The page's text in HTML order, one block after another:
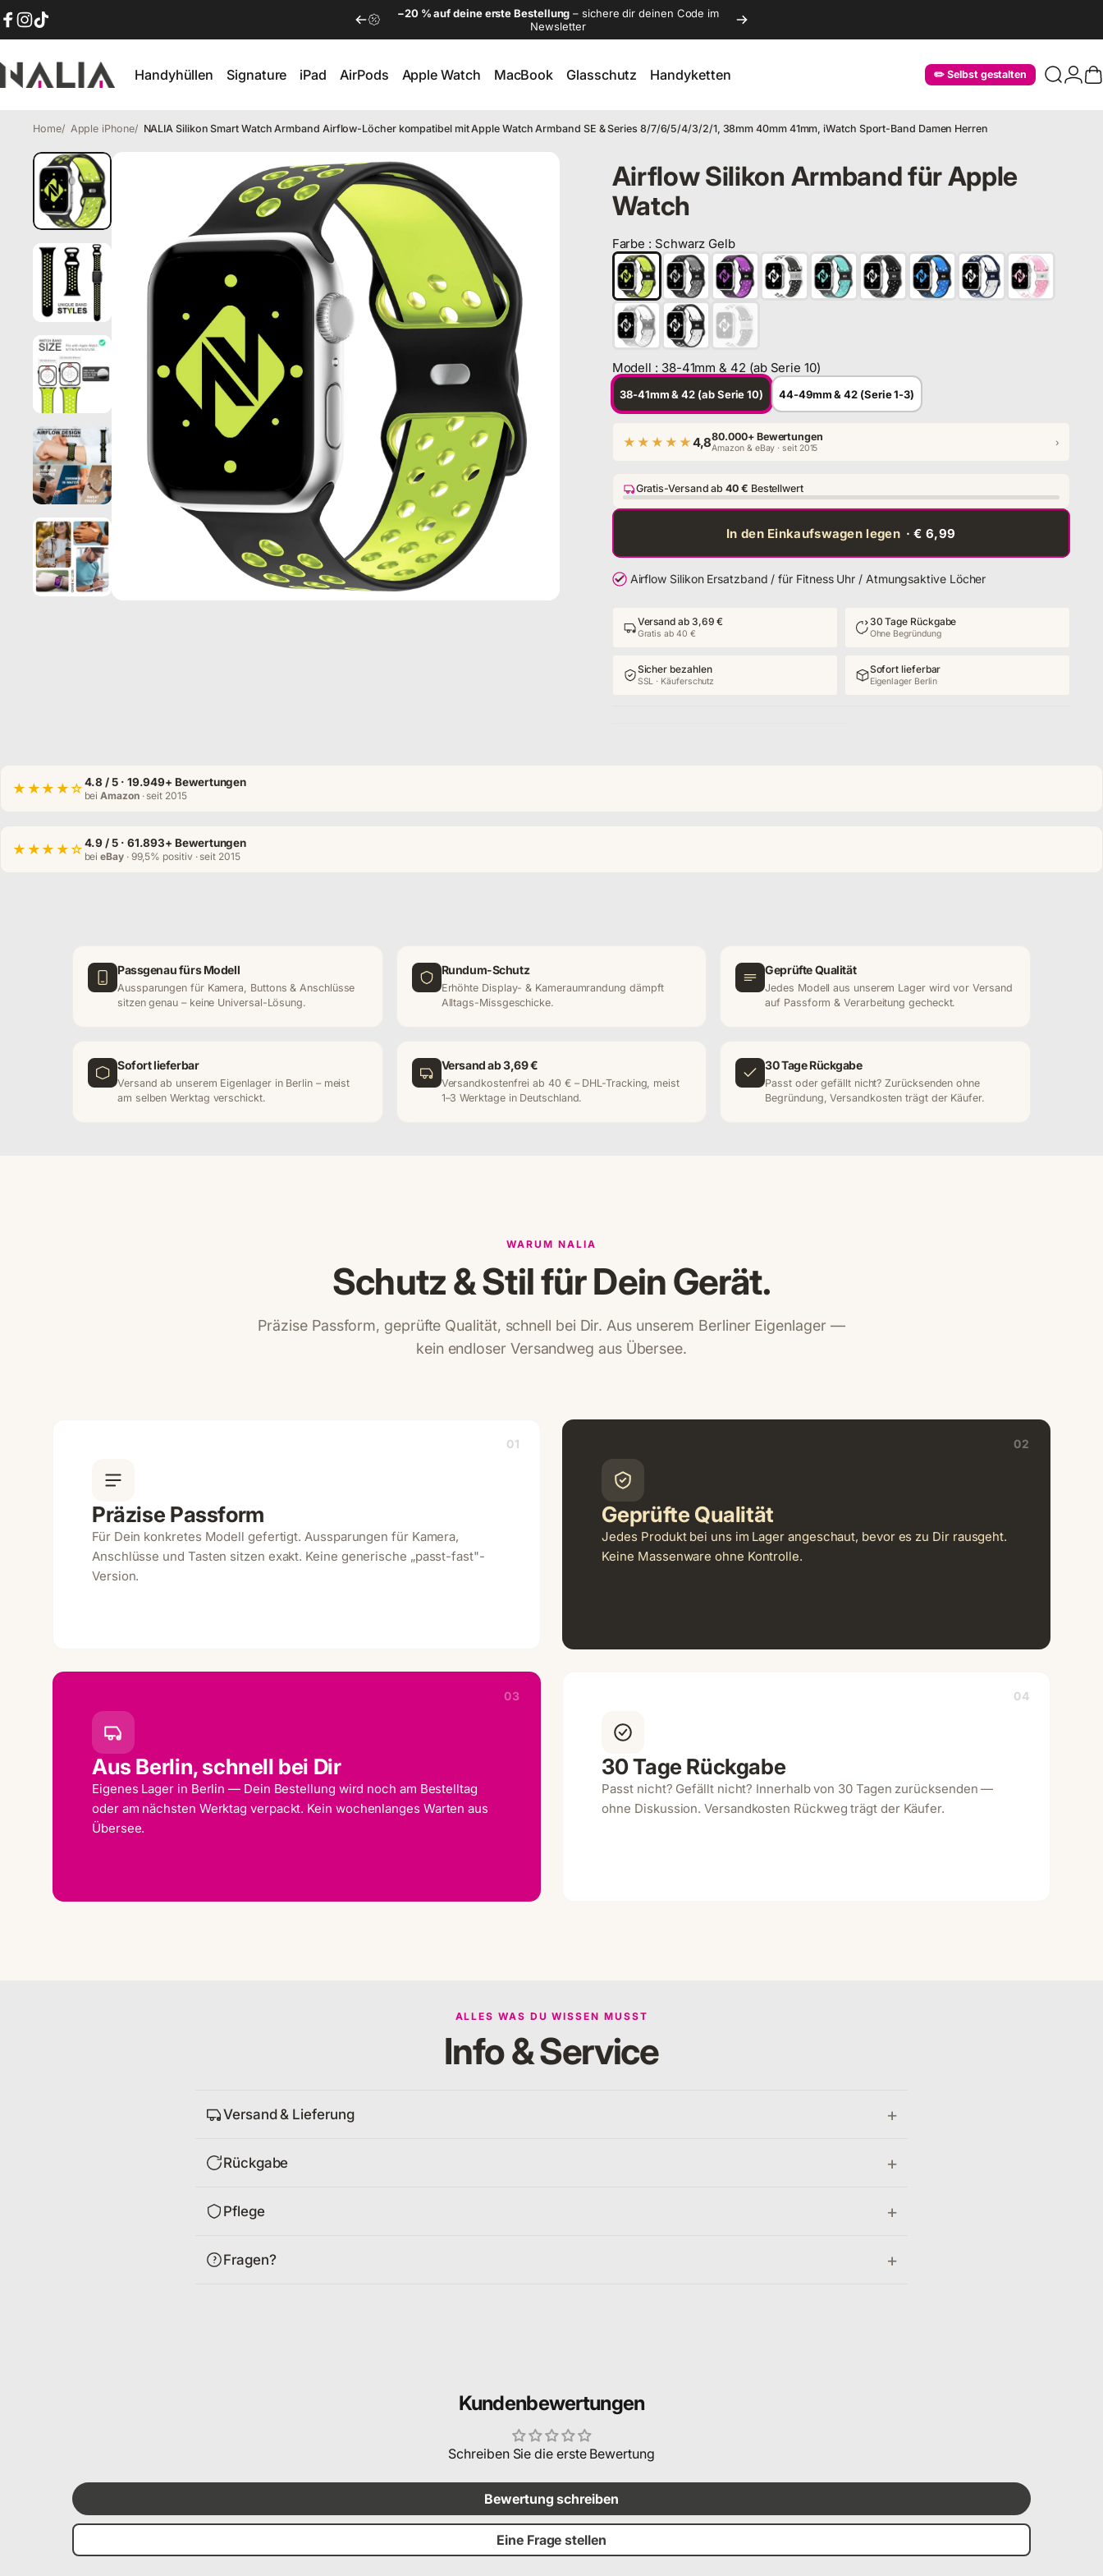
Direkt zum Inhalt −20 % auf deine erste Bestellung – sichere dir deinen Code im
Newsletter
NALIA Berlin Handyhüllen Signature iPad AirPods Apple Watch MacBook Glasschutz Handyketten ✏️ Selbst gestalten Suche
Login
Home Apple iPhone NALIA Silikon Smart Watch Armband Airflow-Löcher kompatibel mit Apple Watch Armband SE & Series 8/7/6/5/4/3/2/1, 38mm 40mm 41mm, iWatch Sport-Band Damen Herren
Airflow Silikon Armband für Apple Watch
Airflow Silikon Armband für Apple
Watch
Farbe : Schwarz Gelb
Farbe
Modell : 38-41mm & 42 (ab Serie 10)
Modell
38-41mm & 42 (ab Serie 10) 44-49mm & 42 (Serie 1-3)
★★★★★4,880.000+ Bewertungen
Amazon & eBay · seit 2015 ›
Gratis-Versand ab40 € Bestellwert
In den Einkaufswagen legen · € 6,99
Airflow Silikon Ersatzband / für Fitness Uhr / Atmungsaktive Löcher
Versand ab 3,69 €
Gratis ab 40 €
30 Tage Rückgabe
Ohne Begründung
Sicher bezahlen
SSL · Käuferschutz
Sofort lieferbar
Eigenlager Berlin
★★★★☆4.8 / 5 · 19.949+ Bewertungen
beiAmazon· seit 2015
★★★★☆4.9 / 5 · 61.893+ Bewertungen
beieBay· 99,5% positiv · seit 2015
Passgenau fürs Modell
Aussparungen für Kamera, Buttons & Anschlüsse
sitzen genau – keine Universal-Lösung.
Rundum-Schutz
Erhöhte Display- & Kameraumrandung dämpft
Alltags-Missgeschicke.
Geprüfte Qualität
Jedes Modell aus unserem Lager wird vor Versand
auf Passform & Verarbeitung gecheckt.
Sofort lieferbar
Versand ab unserem Eigenlager in Berlin – meist
am selben Werktag verschickt.
Versand ab 3,69 €
Versandkostenfrei ab 40 € – DHL-Tracking, meist
1–3 Werktage in Deutschland.
30 Tage Rückgabe
Passt oder gefällt nicht? Zurücksenden ohne
Begründung, Versandkosten trägt der Käufer.
WARUM NALIA
Schutz & Stil für Dein Gerät.
Präzise Passform, geprüfte Qualität, schnell bei Dir. Aus unserem Berliner Eigenlager —
kein endloser Versandweg aus Übersee.
01
Präzise Passform
Für Dein konkretes Modell gefertigt. Aussparungen für Kamera,
Anschlüsse und Tasten sitzen exakt. Keine generische „passt-fast"-
Version.
02
Geprüfte Qualität
Jedes Produkt bei uns im Lager angeschaut, bevor es zu Dir rausgeht.
Keine Massenware ohne Kontrolle.
03
Aus Berlin, schnell bei Dir
Eigenes Lager in Berlin — Dein Bestellung wird noch am Bestelltag
oder am nächsten Werktag verpackt. Kein wochenlanges Warten aus
Übersee.
04
30 Tage Rückgabe
Passt nicht? Gefällt nicht? Innerhalb von 30 Tagen zurücksenden —
ohne Diskussion. Versandkosten Rückweg trägt der Käufer.
ALLES WAS DU WISSEN MUSST
Info & Service
Versand & Lieferung
Rückgabe
Pflege
Fragen?
Kundenbewertungen
Schreiben Sie die erste Bewertung
Bewertung schreiben
Eine Frage stellen